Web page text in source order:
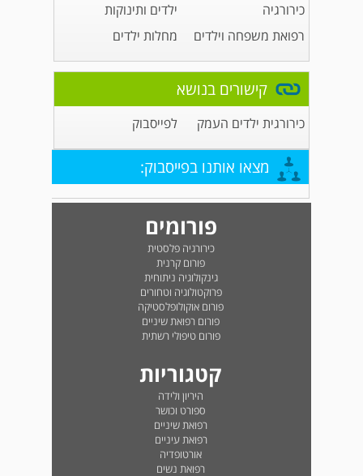
כירורגיה
ילדים ותינוקות
רפואת משפחה וילדים
מחלות ילדים
קישורים בנושא
כירורגית ילדים העמק לפייסבוק
מצאו אותנו בפייסבוק:
פורומים
כירורגיה פלסטית
פורום קרנית
גינקולוגיה ניתוחית
פרוקטולוגיה וטחורים
פורום אוקולופלסטיקה
פורום רפואת שיניים
פורום טיפולי רשתית
קטגוריות
היריון ולידה
ספורט וכושר
רפואת שיניים
רפואת עיניים
אורטופדיה
רפואת נשים